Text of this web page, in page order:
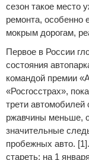
сезон такое место
ремонта, особенно
мокрым дорогам,
Первое в России
состояния
командой премии
«Росгосстрах»,
трети автомобилей
ржавчины меньше,
значительные
пробежных авто.
стареть: на 1